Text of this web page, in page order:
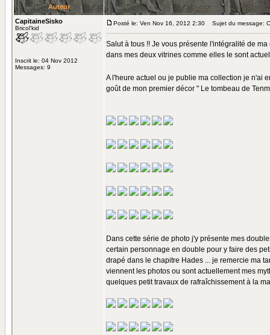
Auteur
CapitaineSisko
Bricol'kid
Inscrit le: 04 Nov 2012
Messages: 9
Posté le: Ven Nov 16, 2012 2:30 Sujet du message:
Salut à tous !! Je vous présente l'intégralité de
dans mes deux vitrines comme elles le sont
A l'heure actuel ou je publie ma collection je n'ai
goût de mon premier décor " Le tombeau de
Dans cette série de photo j'y présente mes
certain personnage en double pour y faire des
drapé dans le chapitre Hades ... je remercie ma
viennent les photos ou sont actuellement mes
quelques petit travaux de rafraîchissement à la